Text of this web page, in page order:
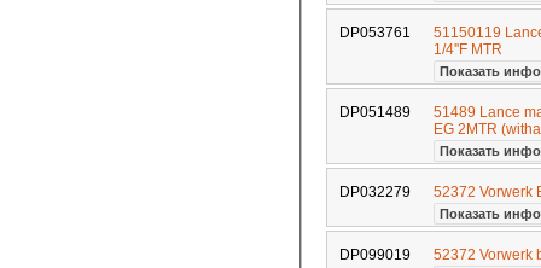
DP053761
51150119
1/4''F MTR
Показать
DP051489
51489 Lance
EG 2MTR
Показать
DP032279 52372 Vorwerk
Показать
DP099019 52372 Vorwerk